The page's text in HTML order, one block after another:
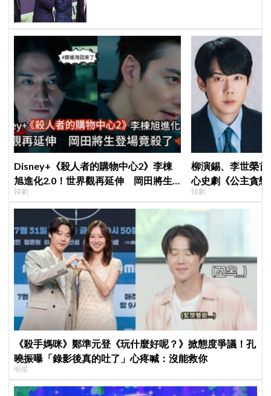
Disney+《殺人者的購物中心2》李棟
旭進化2.0！世界觀再延伸 岡田將生
登場竟殺了「他」
韓劇
柳演錫、李世榮
心史劇《公主貪
羅密歐與茱麗葉」
韓劇
《殺手媽咪》鄭準元登《玩什麼好呢？》掀態度爭議！孔
曉振曝「錄影後真的吐了」心疼喊：沒能救你
明星